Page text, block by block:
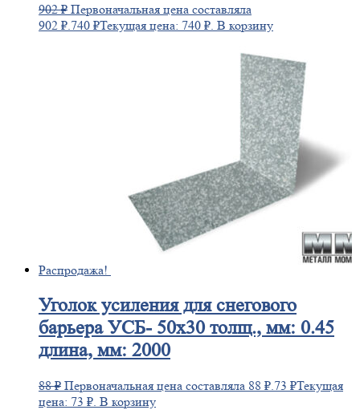
902₽ Первоначальная цена составляла
902 ₽. 740 ₽Текущая цена: 740 ₽. В корзину
Распродажа!
Уголокусиления для снегового
барьера УСБ- 50х30 толщ., мм: 0.45
длина, мм: 2000
88₽ Первоначальная цена составляла 88 ₽. 73 ₽Текущая
цена: 73 ₽. В корзину